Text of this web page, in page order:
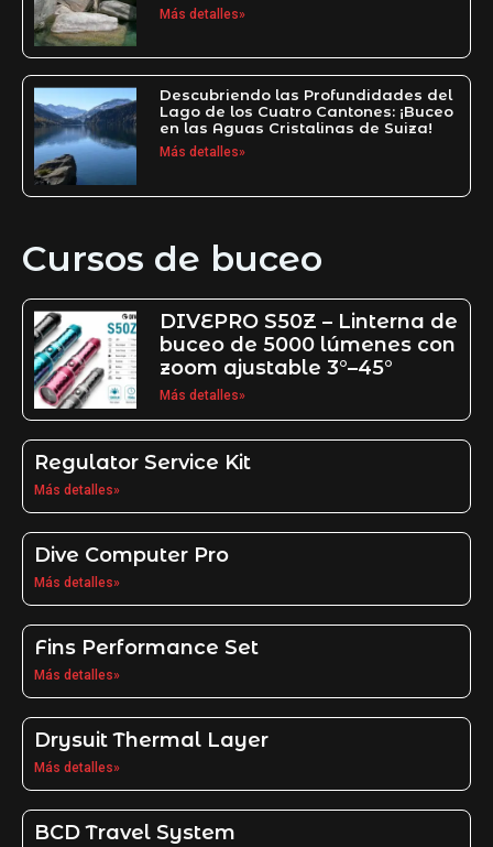
Más detalles»
Descubriendo las Profundidades del
Lago de los Cuatro Cantones: ¡Buceo
en las Aguas Cristalinas de Suiza!
Más detalles»
Cursos de buceo
DIVEPRO S50Z – Linterna de
buceo de 5000 lúmenes con
zoom ajustable 3°–45°
Más detalles»
Regulator Service Kit
Más detalles»
Dive Computer Pro
Más detalles»
Fins Performance Set
Más detalles»
Drysuit Thermal Layer
Más detalles»
BCD Travel System